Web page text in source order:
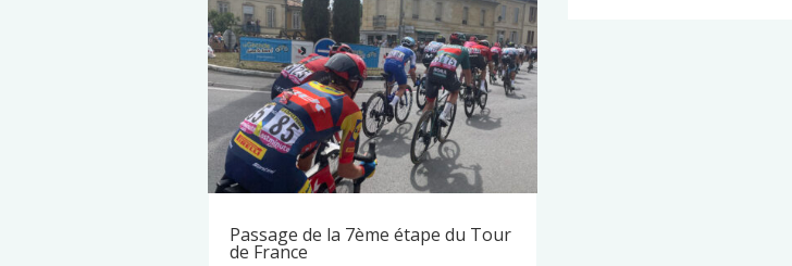
Passage de la 7ème étape du Tour
de France